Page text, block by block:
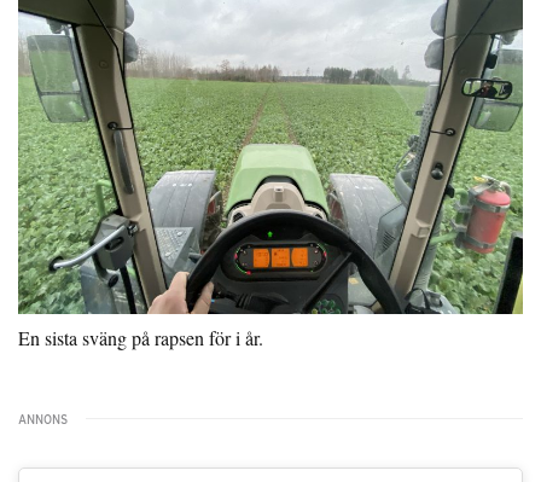
En sista sväng på rapsen för i år.